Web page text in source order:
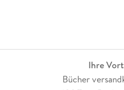
Ihre
Bücher